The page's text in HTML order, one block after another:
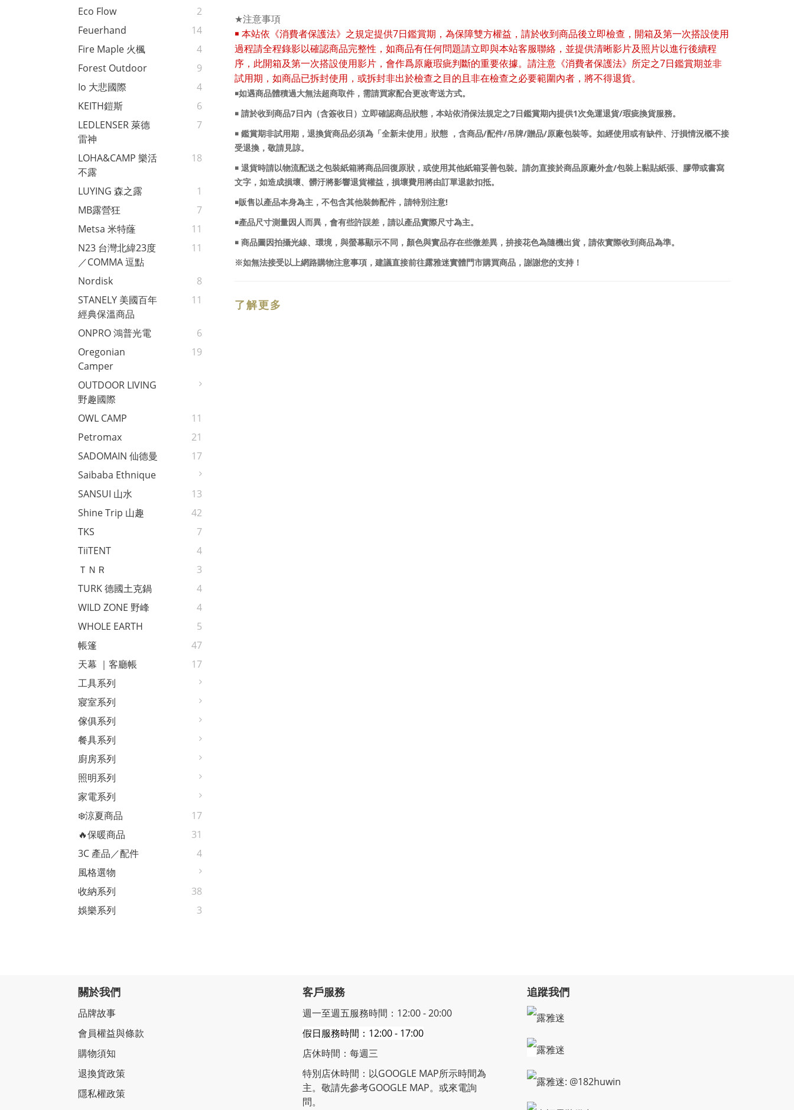
Eco Flow
2
Feuerhand
14
Fire Maple 火楓
4
Forest Outdoor
9
Io 大悲國際
4
KEITH鎧斯
6
LEDLENSER 萊德
雷神
7
LOHA&CAMP 樂活
不露
18
LUYING 森之露
1
MB露營狂
7
Metsa 米特蕯
11
N23 台灣北緯23度
／COMMA 逗點
11
Nordisk
8
STANELY 美國百年
經典保溫商品
11
ONPRO 鴻普光電
6
Oregonian
Camper
19
OUTDOOR LIVING
野趣國際
OWL CAMP
11
Petromax
21
SADOMAIN 仙德曼
17
Saibaba Ethnique
SANSUI 山水
13
Shine Trip 山趣
42
TKS
7
TiiTENT
4
ＴＮＲ
3
TURK 德國土克鍋
4
WILD ZONE 野峰
4
WHOLE EARTH
5
帳篷
47
天幕 ｜客廳帳
17
工具系列
寢室系列
傢俱系列
餐具系列
廚房系列
照明系列
家電系列
❄️涼夏商品
17
🔥保暖商品
31
3C 產品／配件
4
風格選物
收納系列
38
娛樂系列
3
★注意事項
￭ 本站依《消費者保護法》之規定提供7日鑑賞期，為保障雙方權益，請於收到商品後立即檢查，開箱及第一次搭設使用
過程請全程錄影以確認商品完整性，如商品有任何問題請立即與本站客服聯絡，並提供清晰影片及照片以進行後續程
序，此開箱及第一次搭設使用影片，會作爲原廠瑕疵判斷的重要依據。請注意《消費者保護法》所定之7日鑑賞期並非
試用期，如商品已拆封使用，或拆封非出於檢查之目的且非在檢查之必要範圍內者，將不得退貨。
￭如遇商品體積過大無法超商取件，需請買家配合更改寄送方式。
￭ 請於收到商品7 日內（含簽收日）立即確認商品狀態，本站依消保法規定之7 日鑑賞期內提供1次免運退貨/瑕疵換貨服務。
￭ 鑑賞期非試用期，退換貨商品必須為「全新未使用」狀態 ，含商品/配件/吊牌/贈品/原廠包裝等。如經使用或有缺件、汙損情況概不接
受退換，敬請見諒。
￭ 退貨時請以物流配送之包裝紙箱將商品回復原狀，或使用其他紙箱妥善包裝。請勿直接於商品原廠外盒/包裝上黏貼紙張、膠帶或書寫
文字，如造成損壞、髒汙將影響退貨權益，損壞費用將由訂單退款扣抵。
￭販售以產品本身為主，不包含其他裝飾配件，請特別注意!
￭產品尺寸測量因人而異，會有些許誤差，請以產品實際尺寸為主。
￭ 商品圖因拍攝光線、環境，與螢幕顯示不同，顏色與實品存在些微差異，拚接花色為隨機出貨，請依實際收到商品為準。
※如無法接受以上網路購物注意事項，建議直接前往露雅迷實體門市購買商品，謝謝您的支持！
了解更多
關於我們
品牌故事
會員權益與條款
購物須知
退換貨政策
隱私權政策
客戶服務
週一至週五服務時間：12:00 - 20:00
假日服務時間：12:00 - 17:00
店休時間：每週三
特別店休時間：以GOOGLE MAP所示時間為
主。敬請先參考GOOGLE MAP。或來電詢
問。
追蹤我們
露雅迷
露雅迷
露雅迷: @182huwin